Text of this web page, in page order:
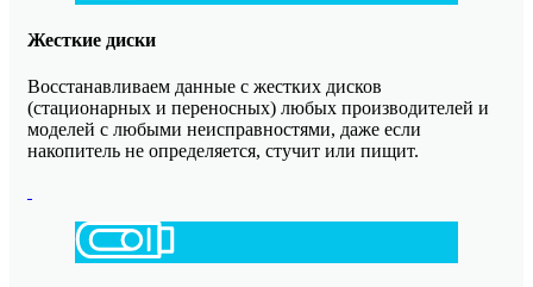
Жесткие диски
Восстанавливаем данные с жестких дисков
(стационарных и переносных) любых производителей и
моделей с любыми неисправностями, даже если
накопитель не определяется, стучит или пищит.